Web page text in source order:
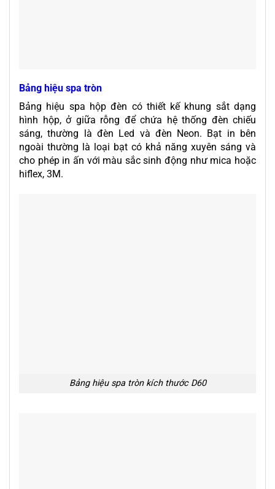
Bảng hiệu spa tròn
Bảng hiệu spa hộp đèn có thiết kế khung sắt dạng
hình hộp, ở giữa rỗng để chứa hệ thống đèn chiếu
sáng, thường là đèn Led và đèn Neon. Bạt in bên
ngoài thường là loại bạt có khả năng xuyên sáng và
cho phép in ấn với màu sắc sinh động như mica hoặc
hiflex, 3M.
Bảng hiệu spa tròn kích thước D60